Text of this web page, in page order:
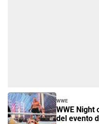
WWE
WWE Night
del evento